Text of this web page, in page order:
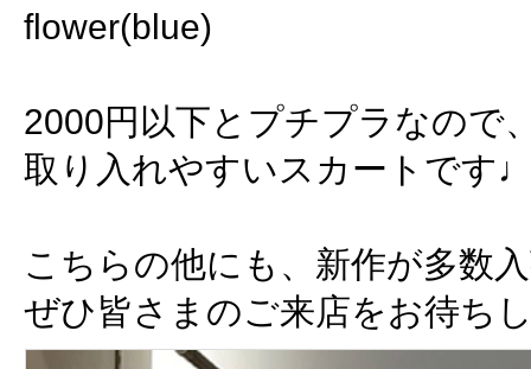
flower(blue)
2000円以下とプチプラなので
取り入れやすいスカートです
こちらの他にも、新作が多数
ぜひ皆さまのご来店をお待ち